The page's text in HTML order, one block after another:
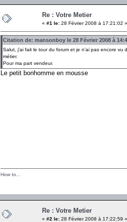
Re : Votre Metier
« #1 le: 28 Février 2008 à 17:21:02 »
Citation de: mansonboy le 28 Février 2008 à
Salut, j'ai fait le tour du forum et je n'ai pas encore vu
métier.
Pour ma part vendeur.
Le petit bonhomme en mousse
How to...
Re : Votre Metier
« #2 le: 28 Février 2008 à 17:22:59 »